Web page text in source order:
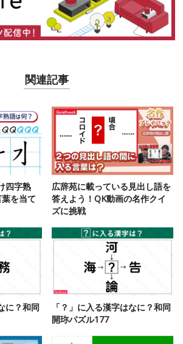
関連記事
四字熟
を当て
広辞苑に載っている見出し語を
答えよう！QK動画の名作クイ
ズに挑戦
に？和同
「？」に入る漢字はなに？和同
開珎パズル177